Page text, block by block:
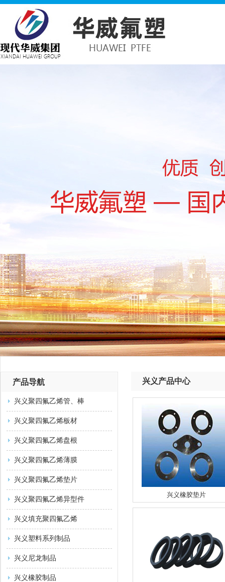
产品导航
兴义聚四氟乙烯管、棒
兴义聚四氟乙烯板材
兴义聚四氟乙烯盘根
兴义聚四氟乙烯薄膜
兴义聚四氟乙烯垫片
兴义聚四氟乙烯异型件
兴义填充聚四氟乙烯
兴义塑料系列制品
兴义尼龙制品
兴义橡胶制品
兴义产品中心
兴义橡胶垫片